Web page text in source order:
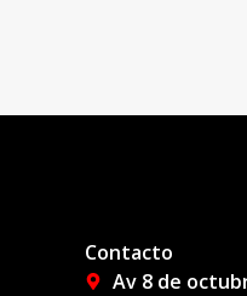
Contacto
Av 8 de